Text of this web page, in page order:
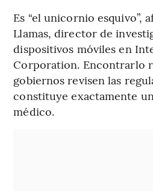
Es “el unicornio esquivo”,
Llamas, director de
dispositivos móviles en
Corporation. Encontrarlo
gobiernos revisen las
constituye exactamente
médico.